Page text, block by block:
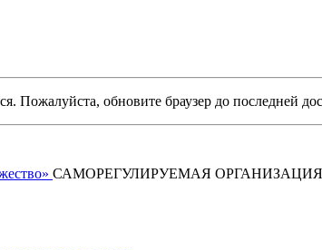
Пожалуйста, обновите браузер до последней
САМОРЕГУЛИРУЕМАЯ